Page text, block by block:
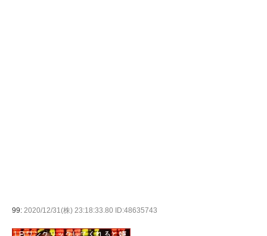
99: 2020/12/31(株) 23:18:33.80 ID:48635743